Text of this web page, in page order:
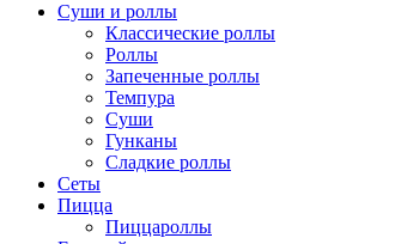
Суши и роллы
Классические роллы
Роллы
Запеченные роллы
Темпура
Суши
Гунканы
Сладкие роллы
Сеты
Пицца
Пиццароллы